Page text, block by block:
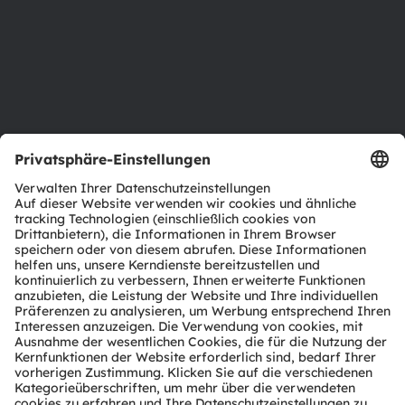
Produkt Selektor
Download Center
Tools
Kundenanfragen
Technischer Support
Partner Netzwerk
Whistleblowing